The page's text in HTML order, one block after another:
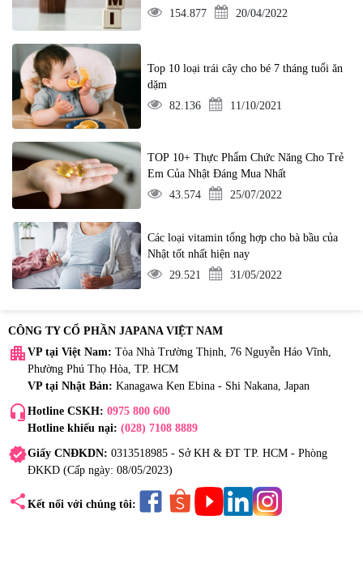
154.877
20/04/2022
Top 10 loại trái cây cho bé 7 tháng tuổi ăn
dặm
82.136
11/10/2021
TOP 10+ Thực Phẩm Chức Năng Cho Trẻ
Em Của Nhật Đáng Mua Nhất
43.574
25/07/2022
Các loại vitamin tổng hợp cho bà bầu của
Nhật tốt nhất hiện nay
29.521
31/05/2022
CÔNG TY CỔ PHẦN JAPANA VIỆT NAM
apartment VP tại Việt Nam: Tòa Nhà Trường Thịnh, 76 Nguyễn Háo Vĩnh,
Phường Phú Thọ Hòa, TP. HCM
VP tại Nhật Bản: Kanagawa Ken Ebina - Shi Nakana, Japan
headset_mic Hotline CSKH: 0975 800 600
Hotline khiếu nại: (028) 7108 8889
verifiedGiấy CNĐKDN: 0313518985 - Sở KH & ĐT TP. HCM - Phòng
ĐKKD (Cấp ngày: 08/05/2023)
share Kết nối với chúng tôi: